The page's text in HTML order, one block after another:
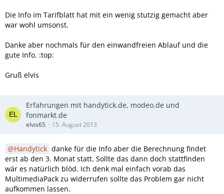
Die Info im Tarifblatt hat mit ein wenig stutzig gemacht aber
war wohl umsonst.
Danke aber nochmals für den einwandfreien Ablauf und die
gute Info. :top:
Gruß elvis
Erfahrungen mit handytick.de, modeo.de und
fonmarkt.de
elvis65 15. August 2013
Handytick danke für die Info aber die Berechnung findet
erst ab den 3. Monat statt. Sollte das dann doch stattfinden
wär es natürlich blöd. Ich denk mal einfach vorab das
MultimediaPack zu widerrufen sollte das Problem gar nicht
aufkommen lassen.